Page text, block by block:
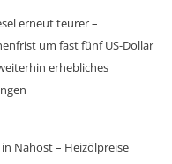
erneut teurer –
um fast fünf US-Dollar
erhebliches
Nahost – Heizölpreise